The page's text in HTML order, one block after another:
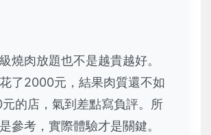
燒肉放題也不是越貴越好。
了2000元，結果肉質還不如
的店，氣到差點寫負評。所
參考，實際體驗才是關鍵。